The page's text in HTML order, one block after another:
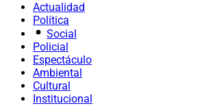
Actualidad
Política
Social
Policial
Espectáculo
Ambiental
Cultural
Institucional